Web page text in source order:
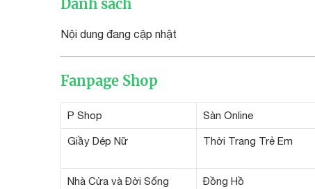
Danh sách
Nội dung đang cập nhật
Fanpage Shop
P Shop Sàn Online
Giầy Dép Nữ Thời Trang Trẻ Em
Nhà Cửa và Đời Sống Đồng Hồ